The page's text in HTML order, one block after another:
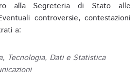
alla Segreteria di Stato alle
controversie, contestazioni
a:
Tecnologia, Dati e Statistica